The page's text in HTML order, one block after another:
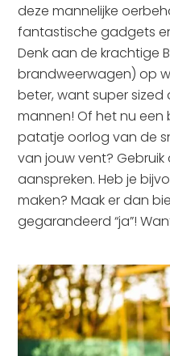
deze mannelijke
fantastische gadgets
Denk aan de krachtige
brandweerwagen) op
beter, want super
mannen! Of het nu een
patatje oorlog van de
van jouw vent?
aanspreken. Heb je
maken? Maak er dan
gegarandeerd “ja”!